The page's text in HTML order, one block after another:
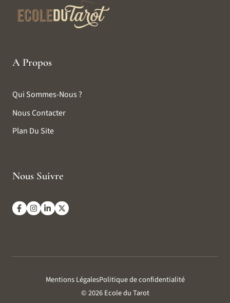
A Propos
Qui Sommes-Nous ?
Nous Contacter
Plan Du Site
Nous Suivre
© 2026 Ecole du Tarot
Mentions LégalesPolitique de confidentialité